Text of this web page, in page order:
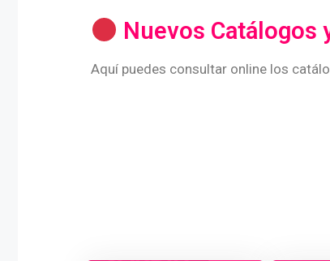
Nuevos Catálogos
Aquí puedes consultar online los